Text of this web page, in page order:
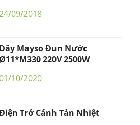
09/2018
Dây Mayso Đun Nước
Ø11*M330 220V 2500W
10/2020
Trở Cánh Tản Nhiệt